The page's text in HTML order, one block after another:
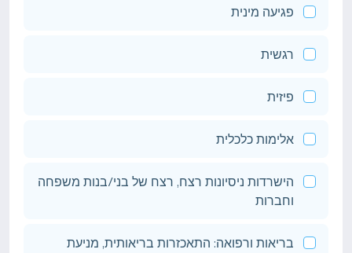
פגיעה מינית
רגשית
פיזית
אלימות כלכלית
הישרדות ניסיונות רצח, רצח של בני/בנות משפחה
וחברות
בריאות ורפואה: התאכזרות בריאותית, מניעת